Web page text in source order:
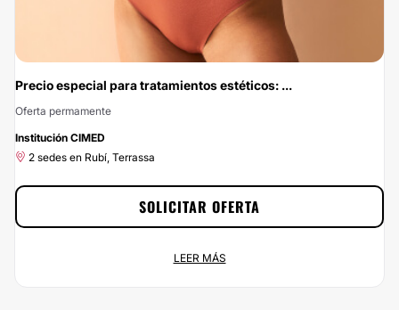
-5%
Precio especial para tratamientos estéticos: ...
Oferta permamente
Institución CIMED
2 sedes en Rubí, Terrassa
SOLICITAR OFERTA
LEER MÁS